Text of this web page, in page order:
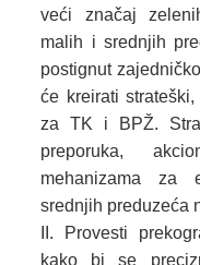
veći značaj
malih i srednjih
postignut
će kreirati
za TK i BPŽ.
preporuka,
mehanizama za
srednjih preduzeća
Provesti
kako bi se